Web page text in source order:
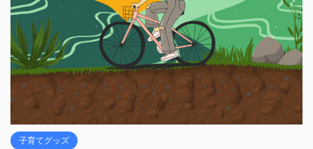
子育てグッズ